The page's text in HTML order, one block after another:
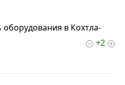
в Кохтла-
+2